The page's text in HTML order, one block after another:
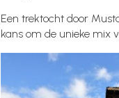
Een trektocht door
kans om de unieke mix